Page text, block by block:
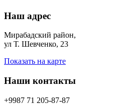
Наш адрес
Мирабадский район,
ул Т. Шевченко, 23
Показать на карте
Наши контакты
+9987 71 205-87-87